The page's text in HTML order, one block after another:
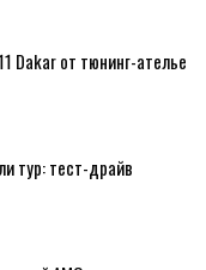
Dakar от тюнинг-ателье
тур: тест-драйв